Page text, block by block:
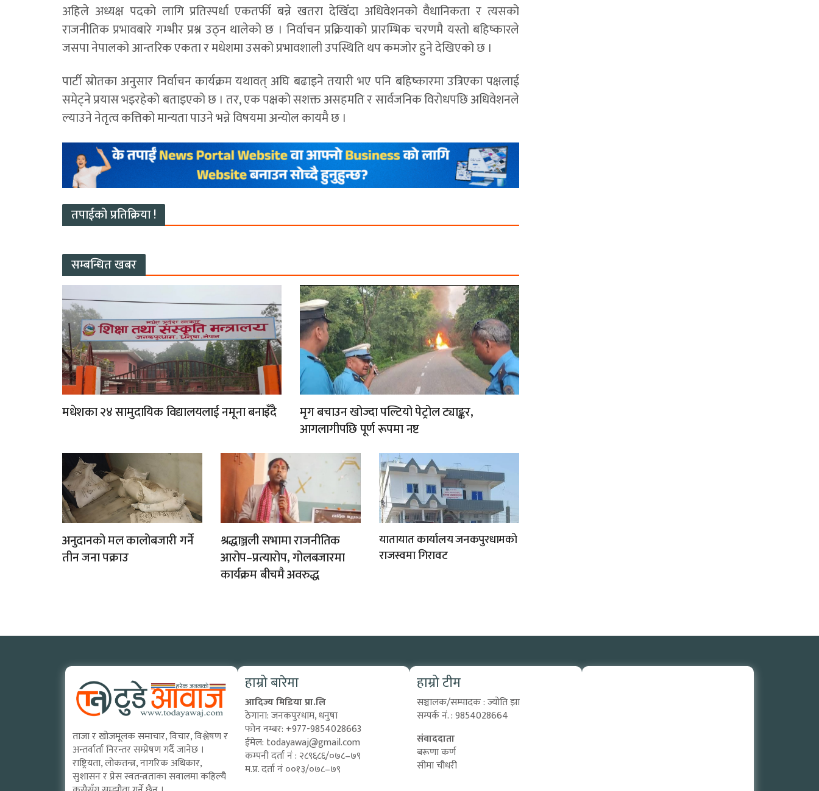
अहिले अध्यक्ष पदको लागि प्रतिस्पर्धा एकतर्फी बन्ने खतरा देखिँदा अधिवेशनको वैधानिकता र त्यसको
राजनीतिक प्रभावबारे गम्भीर प्रश्न उठ्न थालेको छ । निर्वाचन प्रक्रियाको प्रारम्भिक चरणमै यस्तो बहिष्कारले
जसपा नेपालको आन्तरिक एकता र मधेशमा उसको प्रभावशाली उपस्थिति थप कमजोर हुने देखिएको छ ।
पार्टी स्रोतका अनुसार निर्वाचन कार्यक्रम यथावत् अघि बढाइने तयारी भए पनि बहिष्कारमा उत्रिएका पक्षलाई
समेट्ने प्रयास भइरहेको बताइएको छ । तर, एक पक्षको सशक्त असहमति र सार्वजनिक विरोधपछि अधिवेशनले
ल्याउने नेतृत्व कत्तिको मान्यता पाउने भन्ने विषयमा अन्योल कायमै छ ।
तपाईको प्रतिक्रिया !
सम्बन्धित खबर
मधेशका २४ सामुदायिक विद्यालयलाई नमूना बनाइँदै
मृग बचाउन खोज्दा पल्टियो पेट्रोल ट्याङ्कर,
आगलागीपछि पूर्ण रूपमा नष्ट
अनुदानको मल कालोबजारी गर्ने
तीन जना पक्राउ
श्रद्धाञ्जली सभामा राजनीतिक
आरोप–प्रत्यारोप, गोलबजारमा
कार्यक्रम बीचमै अवरुद्ध
यातायात कार्यालय जनकपुरधामको
राजस्वमा गिरावट
ताजा र खोजमूलक समाचार, विचार, विश्लेषण र
अन्तर्वार्ता निरन्तर सम्प्रेषण गर्दै जानेछ ।
राष्ट्रियता, लोकतन्त्र, नागरिक अधिकार,
सुशासन र प्रेस स्वतन्त्रताका सवालमा कहिल्यै
हाम्रो बारेमा
आदिज्य मिडिया प्रा.लि
ठेगाना: जनकपुरधाम, धनुषा
फोन नम्बर: +977-9854028663
ईमेल: todayawaj@gmail.com
कम्पनी दर्ता नं : २८९६८६/०७८–७९
म.प्र. दर्ता नं ००१३/०७८–७९
हाम्रो टीम
सञ्चालक/सम्पादक : ज्योति झा
सम्पर्क नं. : 9854028664
संवाददाता
बरूणा कर्ण
सीमा चौधरी